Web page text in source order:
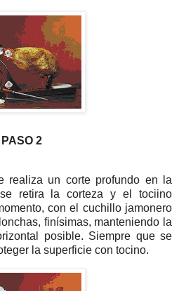
PASO 2
realiza un corte profundo en la
retira la corteza y el tociino
con el cuchillo jamonero
finísimas, manteniendo la
posible. Siempre que se
la superficie con tocino.